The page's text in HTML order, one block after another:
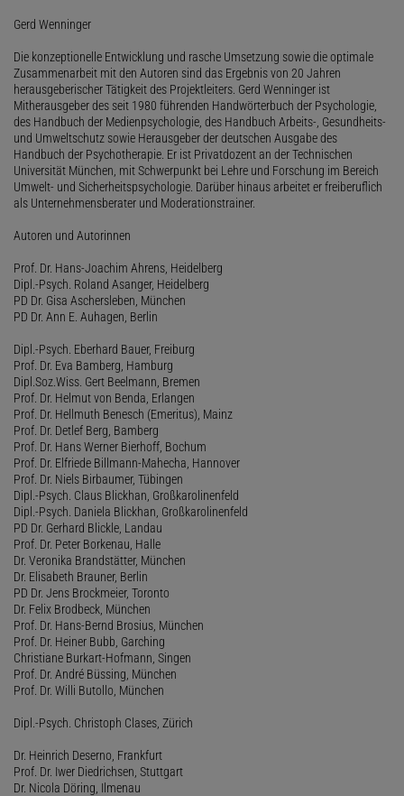
Gerd Wenninger
Die konzeptionelle Entwicklung und rasche Umsetzung sowie die optimale
Zusammenarbeit mit den Autoren sind das Ergebnis von 20 Jahren
herausgeberischer Tätigkeit des Projektleiters. Gerd Wenninger ist
Mitherausgeber des seit 1980 führenden Handwörterbuch der Psychologie,
des Handbuch der Medienpsychologie, des Handbuch Arbeits-, Gesundheits-
und Umweltschutz sowie Herausgeber der deutschen Ausgabe des
Handbuch der Psychotherapie. Er ist Privatdozent an der Technischen
Universität München, mit Schwerpunkt bei Lehre und Forschung im Bereich
Umwelt- und Sicherheitspsychologie. Darüber hinaus arbeitet er freiberuflich
als Unternehmensberater und Moderationstrainer.
Autoren und Autorinnen
Prof. Dr. Hans-Joachim Ahrens, Heidelberg
Dipl.-Psych. Roland Asanger, Heidelberg
PD Dr. Gisa Aschersleben, München
PD Dr. Ann E. Auhagen, Berlin
Dipl.-Psych. Eberhard Bauer, Freiburg
Prof. Dr. Eva Bamberg, Hamburg
Dipl.Soz.Wiss. Gert Beelmann, Bremen
Prof. Dr. Helmut von Benda, Erlangen
Prof. Dr. Hellmuth Benesch (Emeritus), Mainz
Prof. Dr. Detlef Berg, Bamberg
Prof. Dr. Hans Werner Bierhoff, Bochum
Prof. Dr. Elfriede Billmann-Mahecha, Hannover
Prof. Dr. Niels Birbaumer, Tübingen
Dipl.-Psych. Claus Blickhan, Großkarolinenfeld
Dipl.-Psych. Daniela Blickhan, Großkarolinenfeld
PD Dr. Gerhard Blickle, Landau
Prof. Dr. Peter Borkenau, Halle
Dr. Veronika Brandstätter, München
Dr. Elisabeth Brauner, Berlin
PD Dr. Jens Brockmeier, Toronto
Dr. Felix Brodbeck, München
Prof. Dr. Hans-Bernd Brosius, München
Prof. Dr. Heiner Bubb, Garching
Christiane Burkart-Hofmann, Singen
Prof. Dr. André Büssing, München
Prof. Dr. Willi Butollo, München
Dipl.-Psych. Christoph Clases, Zürich
Dr. Heinrich Deserno, Frankfurt
Prof. Dr. Iwer Diedrichsen, Stuttgart
Dr. Nicola Döring, Ilmenau